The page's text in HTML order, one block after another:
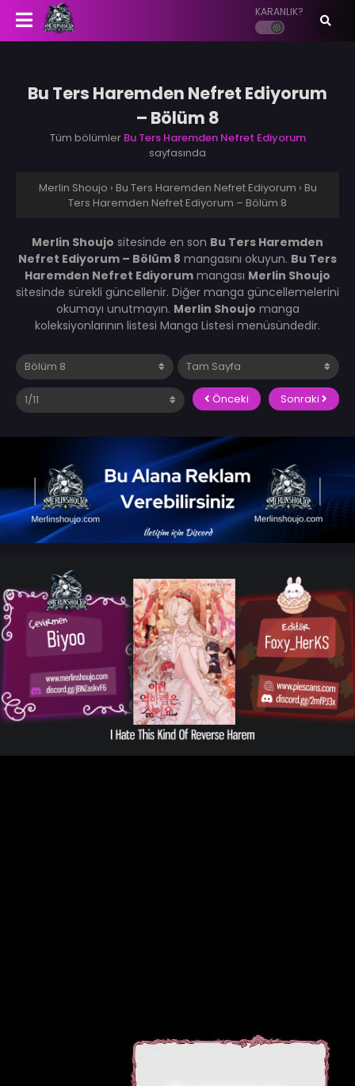
KARANLIK?
Bu Ters Haremden Nefret Ediyorum
– Bölüm 8
Tüm bölümler Bu Ters Haremden Nefret Ediyorum
sayfasında
Merlin Shoujo › Bu Ters Haremden Nefret Ediyorum › Bu
Ters Haremden Nefret Ediyorum – Bölüm 8
Merlin Shoujo sitesinde en son Bu Ters Haremden
Nefret Ediyorum – Bölüm 8 mangasını okuyun. Bu Ters
Haremden Nefret Ediyorum mangası Merlin Shoujo
sitesinde sürekli güncellenir. Diğer manga güncellemelerini
okumayı unutmayın. Merlin Shoujo manga
koleksiyonlarının listesi Manga Listesi menüsündedir.
Önceki Sonraki